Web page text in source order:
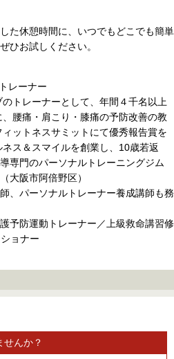
た休憩時間に、いつでもどこでも簡単
ひお試しください。
レーナー
トレーナーとして、年間４千名以上
腰痛・肩こり・膝痛の予防改善の教
ットネスサミットにて優秀報告賞を
ス＆スマイルを創業し、10歳若返
専門のパーソナルトレーニングジム
大阪市阿倍野区）
、パーソナルトレーナー養成講師も務
予防運動トレーナー／上級救命講習修
ョナー
せんか？